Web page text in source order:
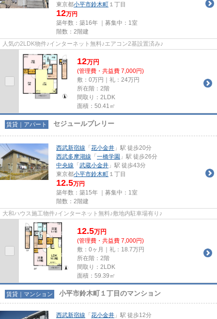
東京都小平市鈴木町 １丁目
12万円
築年数：築16年 ｜募集中： 1室
階数：2階建
人気の2LDK物件♪インターネット無料♪エアコン2基設置済み♪
12万円
(管理費・共益費 7,000円)
敷：0万円｜礼：24万円
所在階：2階
間取り：2LDK
面積：50.41㎡
賃貸｜アパート セジュールプレリー
西武新宿線 「 花小金井 」駅 徒歩20分
西武多摩湖線 「 一橋学園 」駅 徒歩26分
中央線 「 武蔵小金井 」駅 徒歩43分
東京都小平市鈴木町 １丁目
12.5万円
築年数：築15年 ｜募集中： 1室
階数：2階建
大和ハウス施工物件♪インターネット無料♪敷地内駐車場有り♪
12.5万円
(管理費・共益費 7,000円)
敷：0ヶ月｜礼：18.7万円
所在階：2階
間取り：2LDK
面積：59.39㎡
賃貸｜マンション 小平市鈴木町１丁目のマンション
西武新宿線 「 花小金井 」駅 徒歩12分